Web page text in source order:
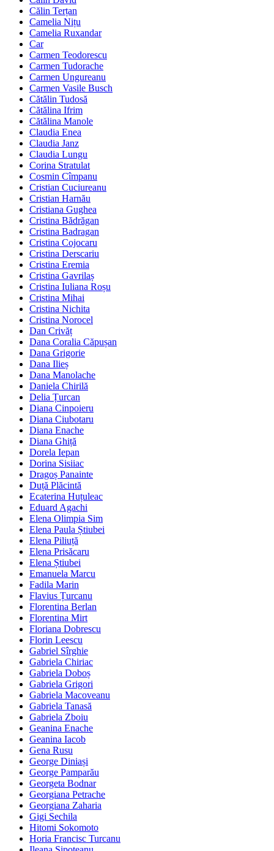
Călin Terțan
Camelia Nițu
Camelia Ruxandar
Car
Carmen Teodorescu
Carmen Tudorache
Carmen Ungureanu
Carmen Vasile Busch
Cătălin Tudosă
Cătălina Ifrim
Cătălina Manole
Claudia Enea
Claudia Janz
Claudia Lungu
Corina Stratulat
Cosmin Cîmpanu
Cristian Cuciureanu
Cristian Harnău
Cristiana Gughea
Cristina Bădrăgan
Cristina Badragan
Cristina Cojocaru
Cristina Derscariu
Cristina Eremia
Cristina Gavrilaș
Cristina Iuliana Roșu
Cristina Mihai
Cristina Nichita
Cristina Norocel
Dan Crivăț
Dana Coralia Căpușan
Dana Grigorie
Dana Ilieș
Dana Manolache
Daniela Chirilă
Delia Țurcan
Diana Cinpoieru
Diana Ciubotaru
Diana Enache
Diana Ghiță
Dorela Iepan
Dorina Sisiiac
Dragoș Panainte
Duță Plăcintă
Ecaterina Huțuleac
Eduard Agachi
Elena Olimpia Sim
Elena Paula Știubei
Elena Piliuță
Elena Prisăcaru
Elena Știubei
Emanuela Marcu
Fadila Marin
Flavius Țurcanu
Florentina Berlan
Florentina Mirt
Floriana Dobrescu
Florin Leescu
Gabriel Sîrghie
Gabriela Chiriac
Gabriela Doboș
Gabriela Grigori
Gabriela Macoveanu
Gabriela Tanasă
Gabriela Zboiu
Geanina Enache
Geanina Iacob
Gena Rusu
George Diniași
George Pamparău
Georgeta Bodnar
Georgiana Petrache
Georgiana Zaharia
Gigi Sechila
Hitomi Sokomoto
Horia Francisc Turcanu